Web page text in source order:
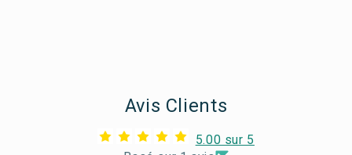
Avis Clients
5.00 sur 5